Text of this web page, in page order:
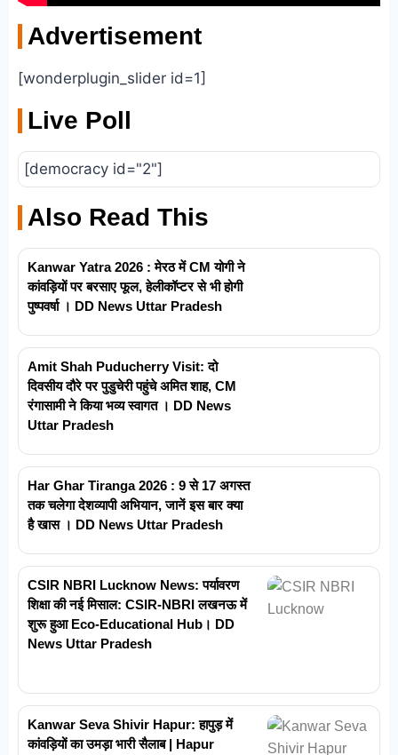
Advertisement
[wonderplugin_slider id=1]
Live Poll
[democracy id="2"]
Also Read This
Kanwar Yatra 2026 : मेरठ में CM योगी ने
कांवड़ियों पर बरसाए फूल, हेलीकॉप्टर से भी होगी
पुष्पवर्षा । DD News Uttar Pradesh
Amit Shah Puducherry Visit: दो
दिवसीय दौरे पर पुडुचेरी पहुंचे अमित शाह, CM
रंगासामी ने किया भव्य स्वागत । DD News
Uttar Pradesh
Har Ghar Tiranga 2026 : 9 से 17 अगस्त
तक चलेगा देशव्यापी अभियान, जानें इस बार क्या
है खास । DD News Uttar Pradesh
CSIR NBRI Lucknow News: पर्यावरण
शिक्षा की नई मिसाल: CSIR-NBRI लखनऊ में
शुरू हुआ Eco-Educational Hub। DD
News Uttar Pradesh
Kanwar Seva Shivir Hapur: हापुड़ में
कांवड़ियों का उमड़ा भारी सैलाब | Hapur